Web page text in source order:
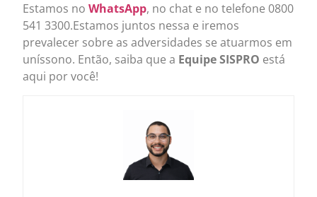
Estamos noWhatsApp, no chat e no telefone 0800
541 3300.Estamos juntos nessa e iremos
prevalecer sobre as adversidades se atuarmos em
uníssono. Então, saiba que a Equipe SISPRO está
aqui por você!